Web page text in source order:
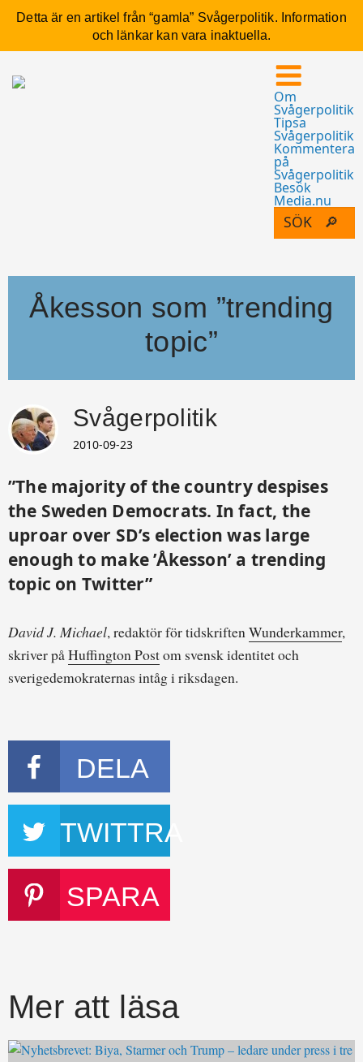
Detta är en artikel från “gamla” Svågerpolitik. Information
och länkar kan vara inaktuella.
Om
Svågerpolitik
Tipsa
Svågerpolitik
Kommentera
på
Svågerpolitik
Besök
Media.nu
Åkesson som ”trending
topic”
Svågerpolitik
2010-09-23
”The majority of the country despises
the Sweden Democrats. In fact, the
uproar over SD’s election was large
enough to make ’Åkesson’ a trending
topic on Twitter”
David J. Michael, redaktör för tidskriftenWunderkammer,
skriver påHuffington Postom svensk identitet och
sverigedemokraternas intåg i riksdagen.
DELA
TWITTRA
SPARA
Mer att läsa